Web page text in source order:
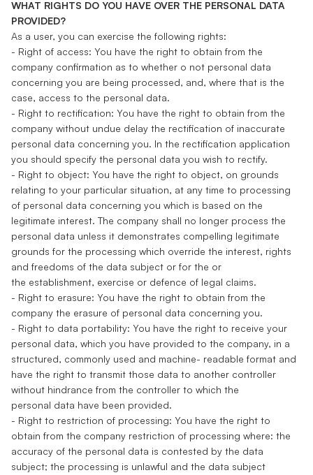
WHAT RIGHTS DO YOU HAVE OVER THE PERSONAL DATA
PROVIDED?
As a user, you can exercise the following rights:
- Right of access: You have the right to obtain from the
company confirmation as to whether o not personal data
concerning you are being processed, and, where that is the
case, access to the personal data.
- Right to rectification: You have the right to obtain from the
company without undue delay the rectification of inaccurate
personal data concerning you. In the rectification application
you should specify the personal data you wish to rectify.
- Right to object: You have the right to object, on grounds
relating to your particular situation, at any time to processing
of personal data concerning you which is based on the
legitimate interest. The company shall no longer process the
personal data unless it demonstrates compelling legitimate
grounds for the processing which override the interest, rights
and freedoms of the data subject or for the or
the establishment, exercise or defence of legal claims.
- Right to erasure: You have the right to obtain from the
company the erasure of personal data concerning you.
- Right to data portability: You have the right to receive your
personal data, which you have provided to the company, in a
structured, commonly used and machine- readable format and
have the right to transmit those data to another controller
without hindrance from the controller to which the
personal data have been provided.
- Right to restriction of processing: You have the right to
obtain from the company restriction of processing where: the
accuracy of the personal data is contested by the data
subject; the processing is unlawful and the data subject